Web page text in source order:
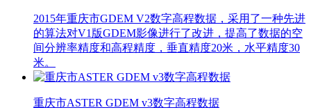
2015年重庆市GDEM V2数字高程数据，采用了一种先进
的算法对V1版GDEM影像进行了改进，提高了数据的空
间分辨率精度和高程精度，垂直精度20米，水平精度30
米。
重庆市ASTER GDEM v3数字高程数据